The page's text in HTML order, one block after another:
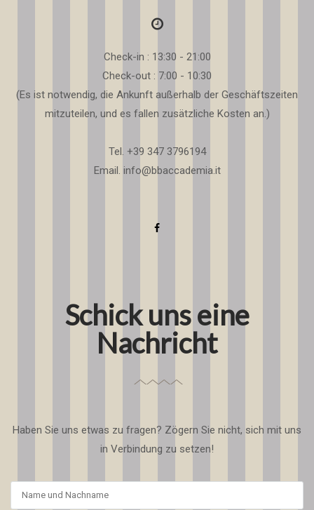
Check-in : 13:30 - 21:00
Check-out : 7:00 - 10:30
(Es ist notwendig, die Ankunft außerhalb der Geschäftszeiten
mitzuteilen, und es fallen zusätzliche Kosten an.)
Tel. +39 347 3796194
Email. info@bbaccademia.it
Schick uns eine
Nachricht
Haben Sie uns etwas zu fragen? Zögern Sie nicht, sich mit uns
in Verbindung zu setzen!